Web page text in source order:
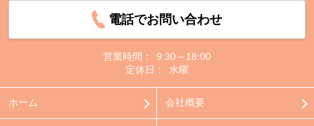
電話でお問い合わせ
営業時間：
9:30～18:00
定休日：
水曜
ホーム 会社概要